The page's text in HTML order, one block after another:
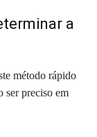
a
método rápido
ser preciso em